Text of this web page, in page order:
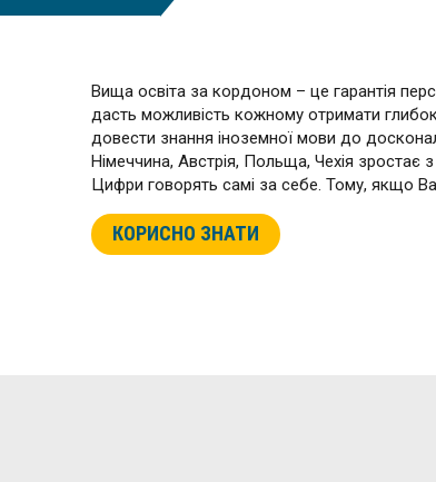
Вища освіта за кордоном – це гарантія
дасть можливість кожному отримати
довести знання іноземної мови до
Німеччина, Австрія, Польща, Чехія зростає
Цифри говорять самі за себе. Тому, якщо
КОРИСНО ЗНАТИ